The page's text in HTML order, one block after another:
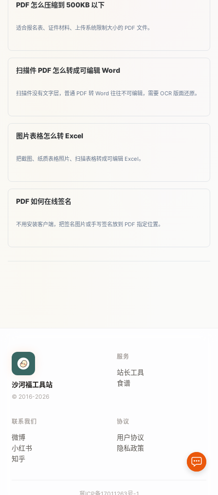
PDF 怎么压缩到 500KB 以下
适合报名表、证件材料、上传系统限制大小的 PDF 文件。
扫描件 PDF 怎么转成可编辑 Word
扫描件没有文字层，普通 PDF 转 Word 往往不可编辑，需要 OCR 版面还原。
图片表格怎么转 Excel
把截图、纸质表格照片、扫描表格转成可编辑 Excel。
PDF 如何在线签名
不用安装客户端，把签名图片或手写签名放到 PDF 指定位置。
沙河福工具站
© 2016-2026
服务
站长工具
食谱
联系我们
微博
小红书
知乎
协议
用户协议
隐私政策